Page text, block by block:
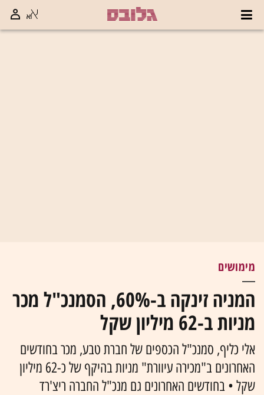
מימושים
המניה זינקה ב-60%, הסמנכ"ל מכר
מניות ב-62 מיליון שקל
אלי כליף, סמנכ"ל הכספים של חברת טבע, מכר בחודשים
האחרונים ב"מכירה עיוורת" מניות בהיקף של כ-62 מיליון
שקל • בחודשים האחרונים גם מנכ"ל החברה ריצ'רד